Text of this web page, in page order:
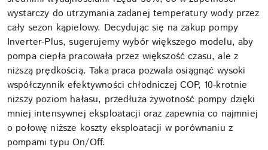
wystarczy do utrzymania zadanej temperatury wody przez
cały sezon kąpielowy. Decydując się na zakup pompy
Inverter-Plus, sugerujemy wybór większego modelu, aby
pompa ciepła pracowała przez większość czasu, ale z
niższą prędkością. Taka praca pozwala osiągnąć wysoki
współczynnik efektywności chłodniczej COP, 10-krotnie
niższy poziom hałasu, przedłuża żywotność pompy dzięki
mniej intensywnej eksploatacji oraz zapewnia co najmniej
o połowę niższe koszty eksploatacji w porównaniu z
pompami typu On/Off.